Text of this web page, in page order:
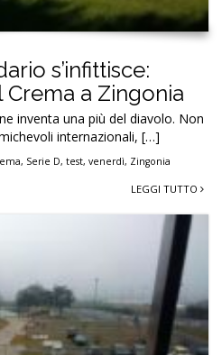
s’infittisce:
Crema a Zingonia
inventa una più del diavolo. Non
internazionali, […]
, Serie D, test, venerdì, Zingonia
LEGGI TUTTO